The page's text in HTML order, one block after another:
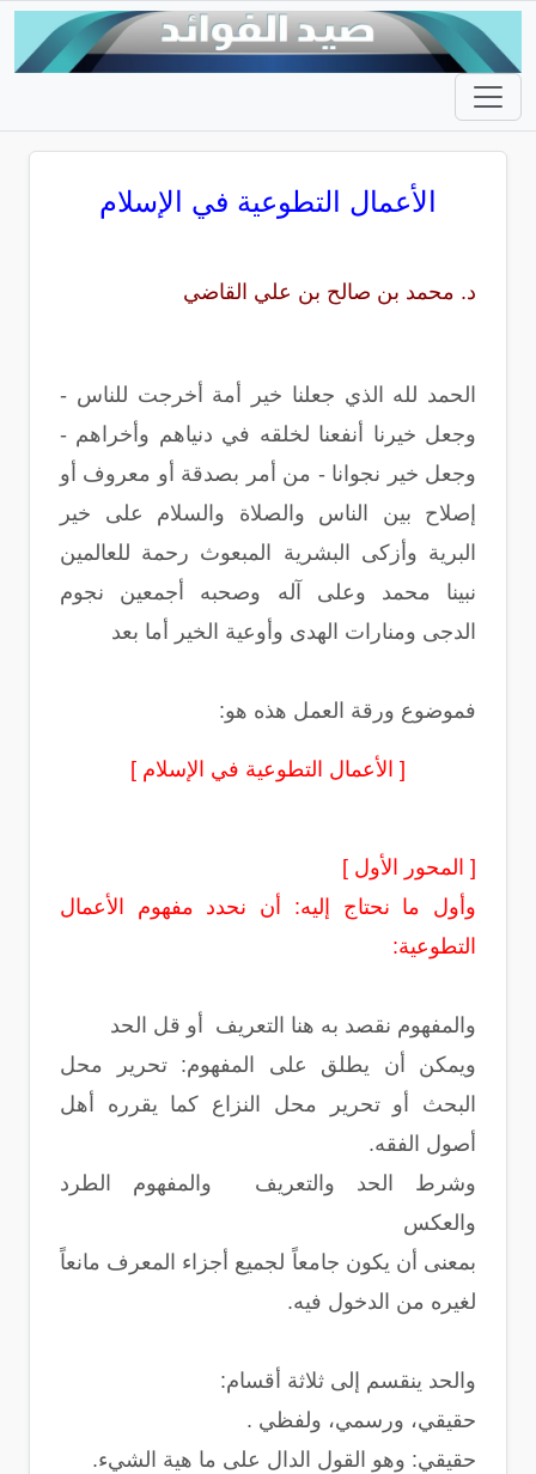
الأعمال التطوعية في الإسلام
د. محمد بن صالح بن علي القاضي
الحمد لله الذي جعلنا خير أمة أخرجت للناس -
وجعل خيرنا أنفعنا لخلقه في دنياهم وأخراهم -
وجعل خير نجوانا - من أمر بصدقة أو معروف أو
إصلاح بين الناس والصلاة والسلام على خير
البرية وأزكى البشرية المبعوث رحمة للعالمين
نبينا محمد وعلى آله وصحبه أجمعين نجوم
الدجى ومنارات الهدى وأوعية الخير أما بعد
فموضوع ورقة العمل هذه هو:
[ الأعمال التطوعية في الإسلام ]
[ المحور الأول ]
وأول ما نحتاج إليه: أن نحدد مفهوم الأعمال
التطوعية:
والمفهوم نقصد به هنا التعريف أو قل الحد
ويمكن أن يطلق على المفهوم: تحرير محل
البحث أو تحرير محل النزاع كما يقرره أهل
أصول الفقه.
وشرط الحد والتعريف والمفهوم الطرد
والعكس
بمعنى أن يكون جامعاً لجميع أجزاء المعرف مانعاً
لغيره من الدخول فيه.
والحد ينقسم إلى ثلاثة أقسام:
حقيقي، ورسمي، ولفظي .
حقيقي: وهو القول الدال على ما هية الشيء.